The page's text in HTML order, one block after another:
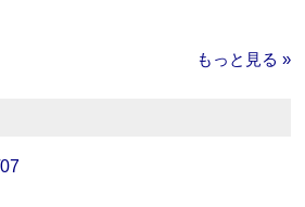
もっと見る »